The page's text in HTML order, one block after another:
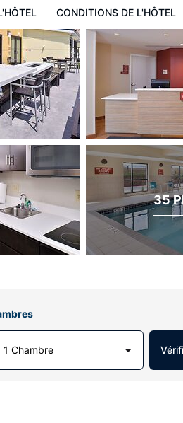
CONDITIONS DE L'HÔTEL
35
1 Chambre